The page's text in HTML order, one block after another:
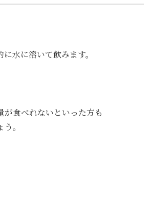
水に溶いて飲みます。
が食べれないといった方も
。